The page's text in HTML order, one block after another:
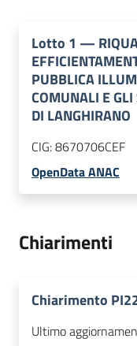
Lotto 1 —
PUBBLICA
COMUNALI E
DI LANGHIRANO
CIG:8670706CEF
OpenData ANAC
Chiarimenti
Chiarimento
Ultimo